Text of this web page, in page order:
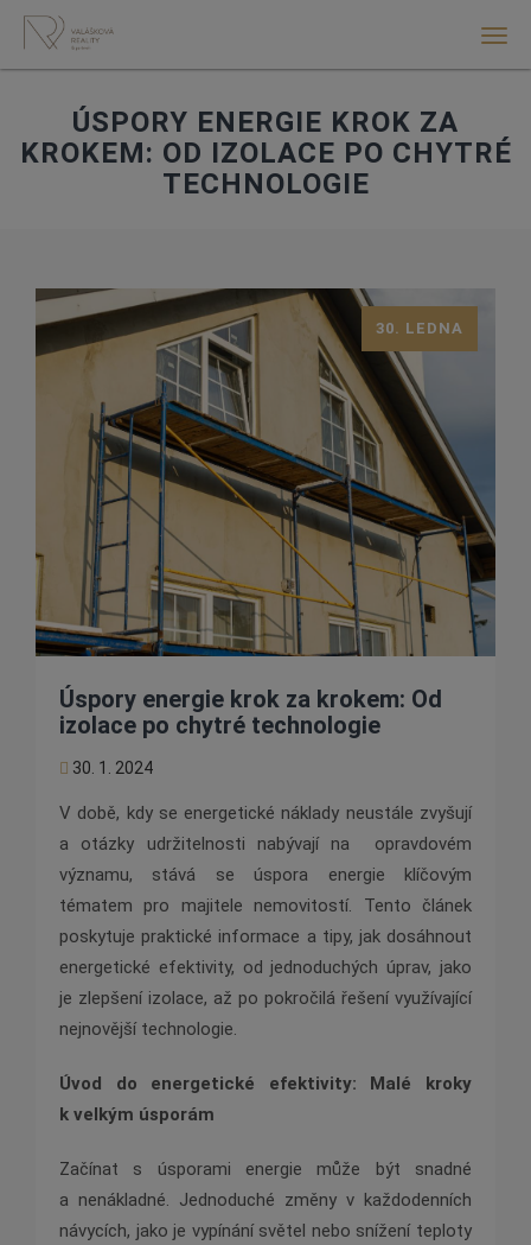
ÚSPORY ENERGIE KROK ZA
KROKEM: OD IZOLACE PO CHYTRÉ
TECHNOLOGIE
Úspory energie krok za krokem: Od
izolace po chytré technologie
30. 1. 2024
30. LEDNA
V době, kdy se energetické náklady neustále zvyšují
a otázky udržitelnosti nabývají na opravdovém
významu, stává se úspora energie klíčovým
tématem pro majitele nemovitostí. Tento článek
poskytuje praktické informace a tipy, jak dosáhnout
energetické efektivity, od jednoduchých úprav, jako
je zlepšení izolace, až po pokročilá řešení využívající
nejnovější technologie.
Úvod do energetické efektivity: Malé kroky
k velkým úsporám
Začínat s úsporami energie může být snadné
a nenákladné. Jednoduché změny v každodenních
návycích, jako je vypínání světel nebo snížení teploty